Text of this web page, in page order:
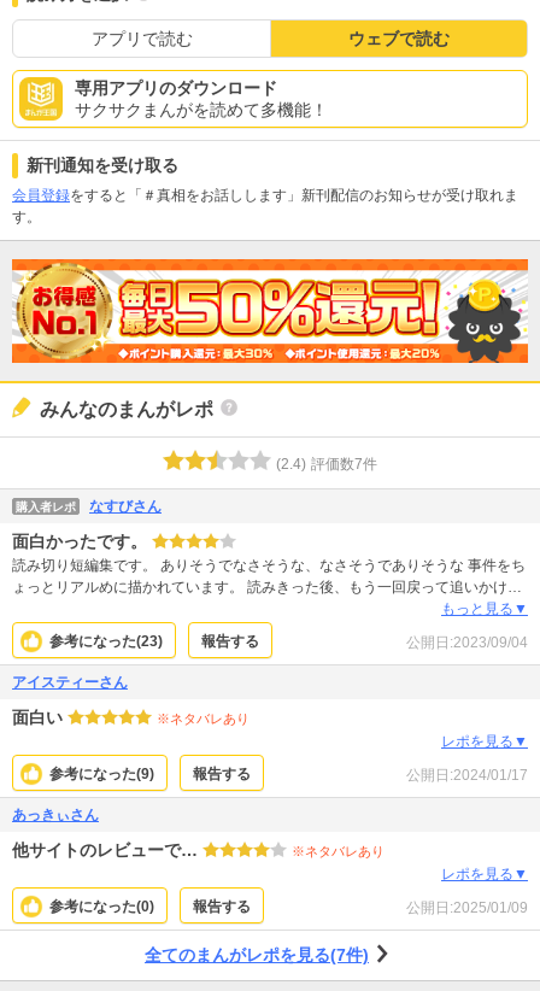
アプリで読む ウェブで読む
専用アプリのダウンロード
サクサクまんがを読めて多機能！
新刊通知を受け取る
会員登録をすると「＃真相をお話しします」新刊配信のお知らせが受け取れま
す。
みんなのまんがレポ
(2.4) 評価数7件
購入者レポ なすびさん
面白かったです。
読み切り短編集です。 ありそうでなさそうな、なさそうでありそうな 事件をち
ょっとリアルめに描かれています。 読みきった後、もう一回戻って追いかけた
くなります。 そしてその後もちょっと興味をそそるというか 後ろ髪引かれる感
じがして良かったです。
もっと見る▼
参考になった(23) 報告する 公開日:2023/09/04
アイスティーさん
面白い ※ネタバレあり
レポを見る▼
参考になった(9) 報告する 公開日:2024/01/17
あっきぃさん
他サイトのレビューで… ※ネタバレあり
レポを見る▼
参考になった(0) 報告する 公開日:2025/01/09
全てのまんがレポを見る(7件)